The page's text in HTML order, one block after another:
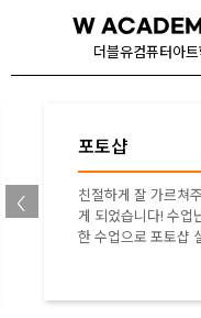
W
더블유컴퓨터아
포토샵
친절하게 잘 가르쳐주